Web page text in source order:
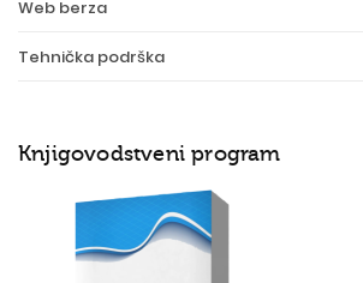
Web berza
Tehnička podrška
Knjigovodstveni program